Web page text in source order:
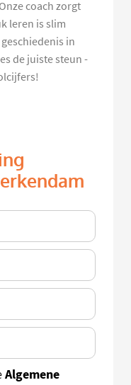
coach zorgt
leren is slim
in
de juiste steun -
Algemene